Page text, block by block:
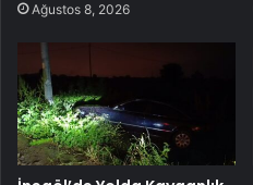
Ağustos 8, 2026